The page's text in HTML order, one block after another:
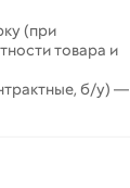
(при
товара и
б/у) —